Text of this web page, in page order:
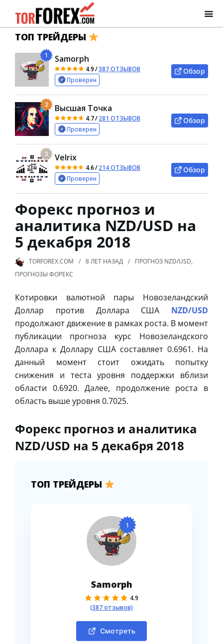
ТОП ТРЕЙДЕРЫ
1 Samorph
4.9/387 ОТЗЫВОВ
Проверен
Обзор
2 Высшая Точка
4.7/281 ОТЗЫВОВ
Проверен
Обзор
3 Velrix
4.6/214 ОТЗЫВОВ
Проверен
Обзор
Форекс прогноз и
аналитика NZD/USD на
5 декабря 2018
TORFOREX.COM 8 ЛЕТ НАЗАД ПРОГНОЗ NZD/USD,
ПРОГНОЗЫ ФОРЕКС
Котировки валютной пары Новозеландский
Доллар против Доллара США NZD/USD
продолжают движение в рамках роста. В момент
публикации прогноза курс Новозеландского
Доллара к Доллару США составляет 0.6961. На
данный момент стоит ожидать попытку
снижения и теста уровня поддержки вблизи
области 0.6920. Далее, продолжение роста в
область выше уровня 0.7025.
Форекс прогноз и аналитика
NZD/USD на 5 декабря 2018
ТОП ТРЕЙДЕРЫ
1
Samorph
4.9
(387 отзывов)
Смотреть